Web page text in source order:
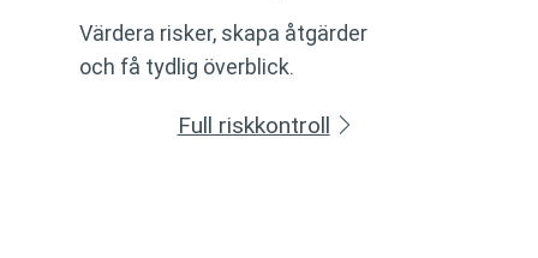
Värdera risker, skapa åtgärder
och få tydlig överblick.
Full riskkontroll